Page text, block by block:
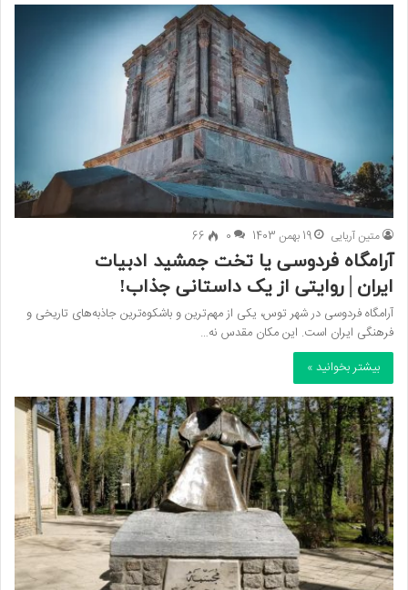
متین آریایی 19 بهمن 1403 0
66
آرامگاه فردوسی یا تخت جمشید ادبیات
ایران│روایتی از یک داستانی جذاب!
آرامگاه فردوسی در شهر توس، یکی از مهم‌ترین و باشکوه‌ترین جاذبه‌های تاریخی و
فرهنگی ایران است. این مکان مقدس نه…
بیشتر بخوانید »